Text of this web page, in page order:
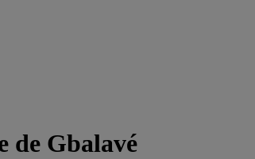
de Gbalavé